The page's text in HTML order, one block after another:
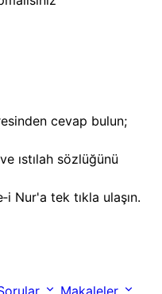
cevap bulun;
ıstılah sözlüğünü
Nur'a tek tıkla ulaşın.